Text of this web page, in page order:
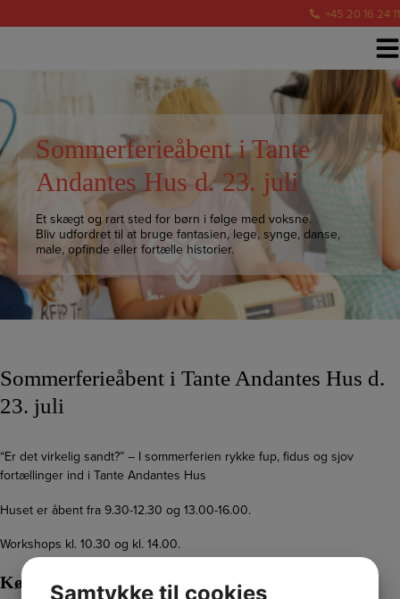
+45 20 16 24 11
Sommerferieåbent i Tante
Andantes Hus d. 23. juli
Et skægt og rart sted for børn i følge med voksne.
Bliv udfordret til at bruge fantasien, lege, synge, danse,
male, opfinde eller fortælle historier.
Sommerferieåbent i Tante Andantes Hus d.
23. juli
“Er det virkelig sandt?” – I sommerferien rykke fup, fidus og sjov
fortællinger ind i Tante Andantes Hus
Huset er åbent fra 9.30-12.30 og 13.00-16.00.
Workshops kl. 10.30 og kl. 14.00.
Køb billet herSamtykke til cookies